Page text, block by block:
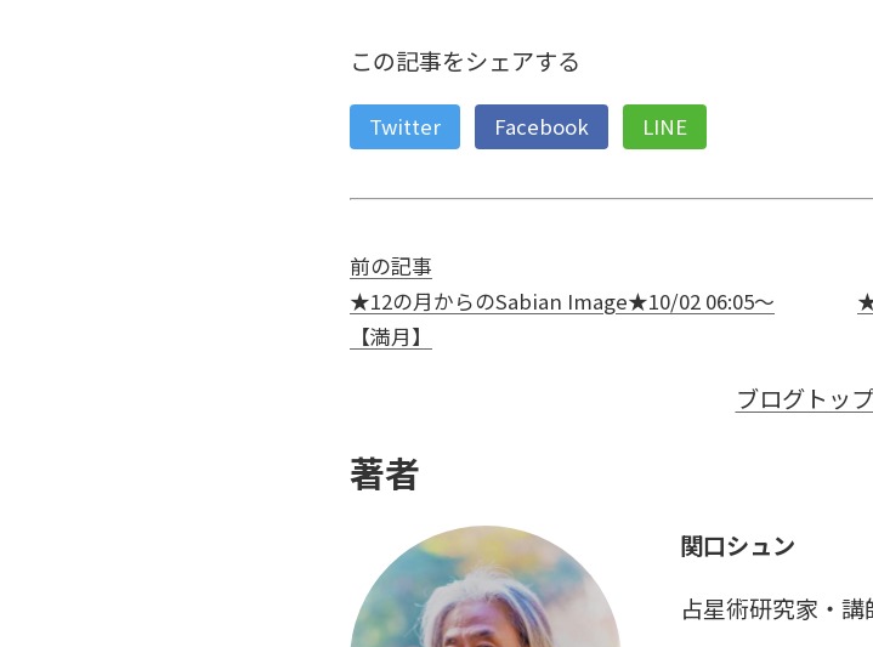
この記事をシェアする
Twitter Facebook LINE
前の記事
★12の月からのSabian Image★10/02 06:05～
【満月】
ブログトッ
著者
関口シュン
占星術研究家・